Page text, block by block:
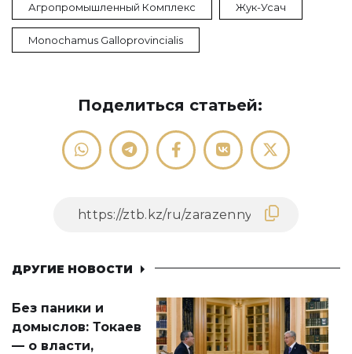
Агропромышленный Комплекс Жук-Усач
Monochamus Galloprovincialis
Поделиться статьей:
ДРУГИЕ НОВОСТИ
Без паники и
домыслов: Токаев
— о власти,